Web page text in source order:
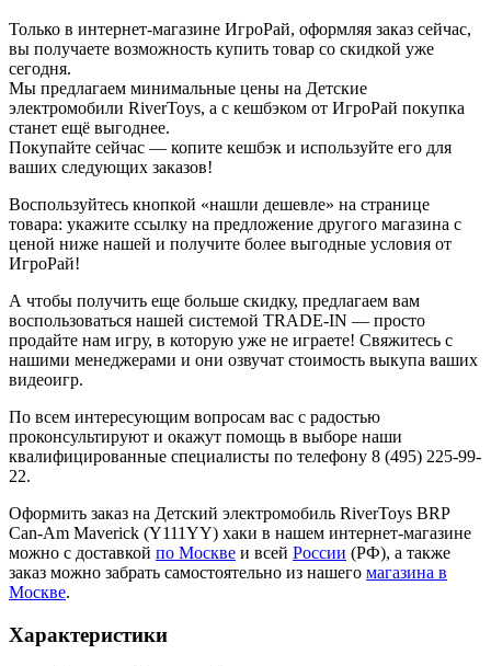
Только в интернет-магазине ИгроРай, оформляя заказ сейчас,
вы получаете возможность купить товар со скидкой уже
сегодня.
Мы предлагаем минимальные цены на Детские
электромобили RiverToys, а с кешбэком от ИгроРай покупка
станет ещё выгоднее.
Покупайте сейчас — копите кешбэк и используйте его для
ваших следующих заказов!
Воспользуйтесь кнопкой «нашли дешевле» на странице
товара: укажите ссылку на предложение другого магазина с
ценой ниже нашей и получите более выгодные условия от
ИгроРай!
А чтобы получить еще больше скидку, предлагаем вам
воспользоваться нашей системой TRADE-IN — просто
продайте нам игру, в которую уже не играете! Свяжитесь с
нашими менеджерами и они озвучат стоимость выкупа ваших
видеоигр.
По всем интересующим вопросам вас с радостью
проконсультируют и окажут помощь в выборе наши
квалифицированные специалисты по телефону 8 (495) 225-99-
22.
Оформить заказ на Детский электромобиль RiverToys BRP
Can-Am Maverick (Y111YY) хаки в нашем интернет-магазине
можно с доставкой по Москве и всей России (РФ), а также
заказ можно забрать самостоятельно из нашего магазина в
Москве.
Характеристики